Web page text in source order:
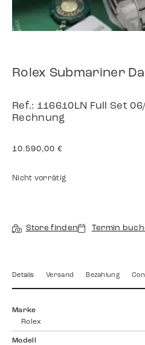
Rolex Submariner
Ref.: 116610LN Full Set
Rechnung
10.590,00 €
Nicht vorrätig
Store finden Termin
Details Versand Bezahlung
Marke
Rolex
Modell